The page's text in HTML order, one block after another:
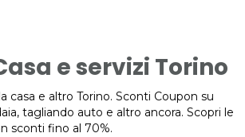
e servizi Torino
casa e altro Torino. Sconti Coupon su
tagliando auto e altro ancora. Scopri le
sconti fino al 70%.